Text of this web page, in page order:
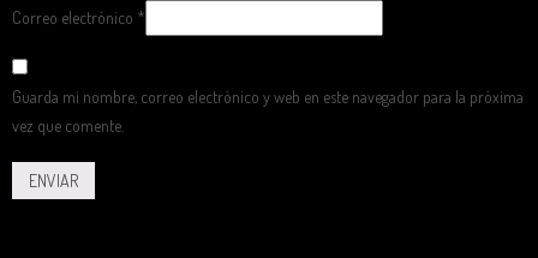
Correo electrónico *
Guarda mi nombre, correo electrónico y web en este navegador para la próxima
vez que comente.